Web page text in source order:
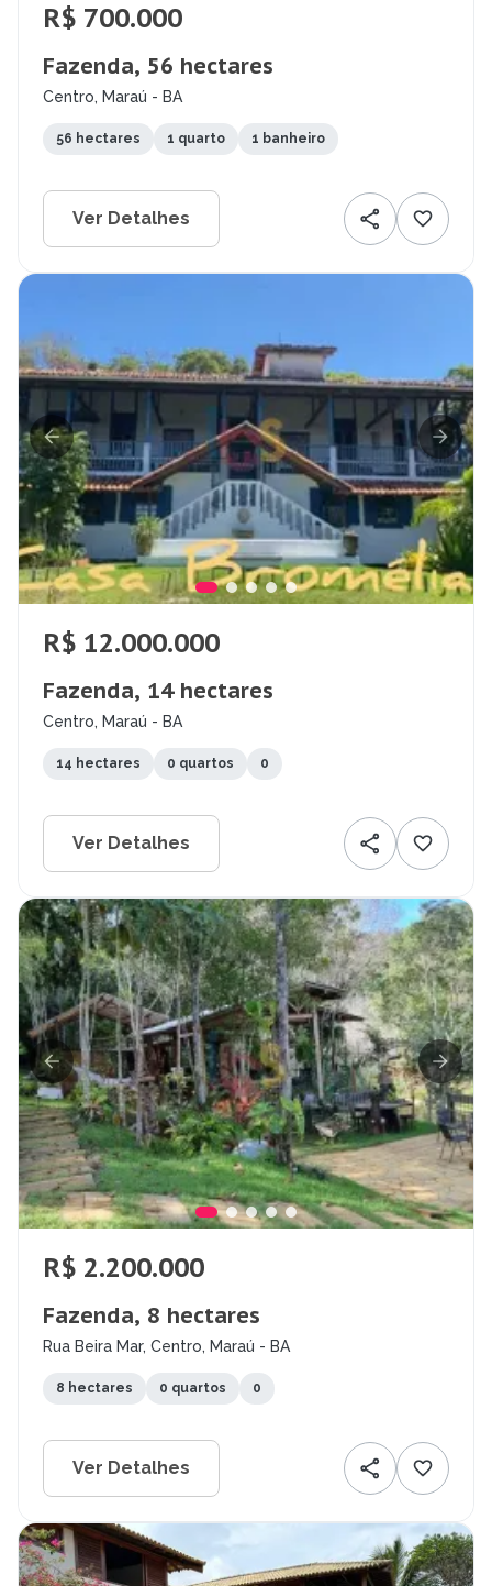
R$ 700.000
Fazenda, 56 hectares
Centro, Maraú - BA
56 hectares 1 quarto 1 banheiro
Ver Detalhes
R$ 12.000.000
Fazenda, 14 hectares
Centro, Maraú - BA
14 hectares 0 quartos 0
Ver Detalhes
R$ 2.200.000
Fazenda, 8 hectares
Rua Beira Mar, Centro, Maraú - BA
8 hectares 0 quartos 0
Ver Detalhes